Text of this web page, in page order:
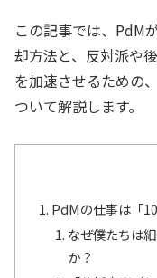
この記事では、PdM
却方法と、反対派や
を加速させるための
ついて解説します。
PdMの仕事は「
なぜ僕たちは
か？